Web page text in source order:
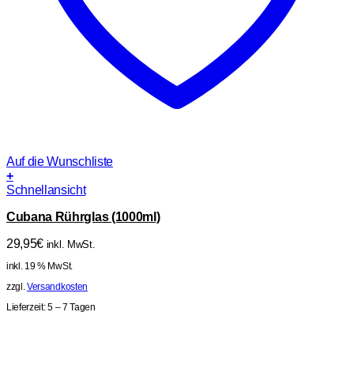
Auf die Wunschliste
+
Schnellansicht
Cubana Rührglas (1000ml)
29,95€ inkl. MwSt.
inkl. 19 % MwSt.
zzgl.Versandkosten
Lieferzeit:5 – 7 Tagen